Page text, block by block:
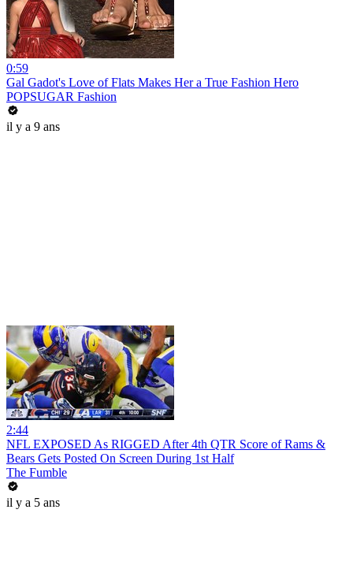
0:59
Gal Gadot's Love of Flats Makes Her a True Fashion Hero
POPSUGAR Fashion
il y a 9 ans
2:44
NFL EXPOSED As RIGGED After 4th QTR Score of Rams &
Bears Gets Posted On Screen During 1st Half
The Fumble
il y a 5 ans